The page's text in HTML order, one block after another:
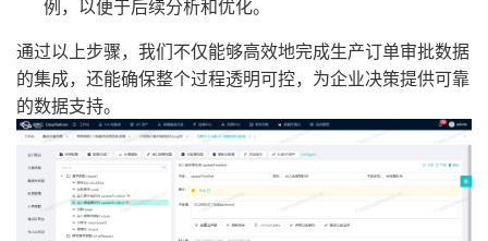
例，以便于后续分析和优化。
通过以上步骤，我们不仅能够高效地完成生产订单审批数据
的集成，还能确保整个过程透明可控，为企业决策提供可靠
的数据支持。